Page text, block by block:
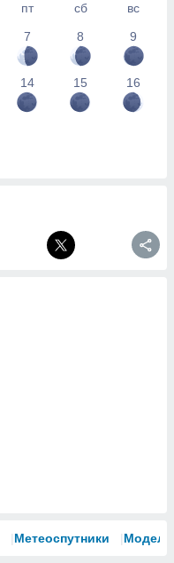
пт сб
вс
7
8 9
14 15 16
Метеоспутники Модели